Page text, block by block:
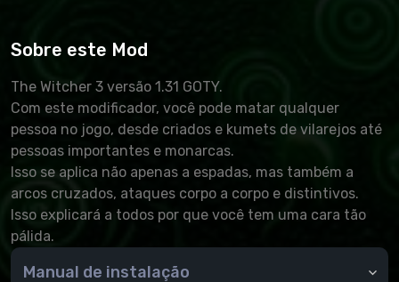
Sobre este Mod
The Witcher 3 versão 1.31 GOTY.
Com este modificador, você pode matar qualquer
pessoa no jogo, desde criados e kumets de vilarejos até
pessoas importantes e monarcas.
Isso se aplica não apenas a espadas, mas também a
arcos cruzados, ataques corpo a corpo e distintivos.
Isso explicará a todos por que você tem uma cara tão
pálida.
Manual de instalação